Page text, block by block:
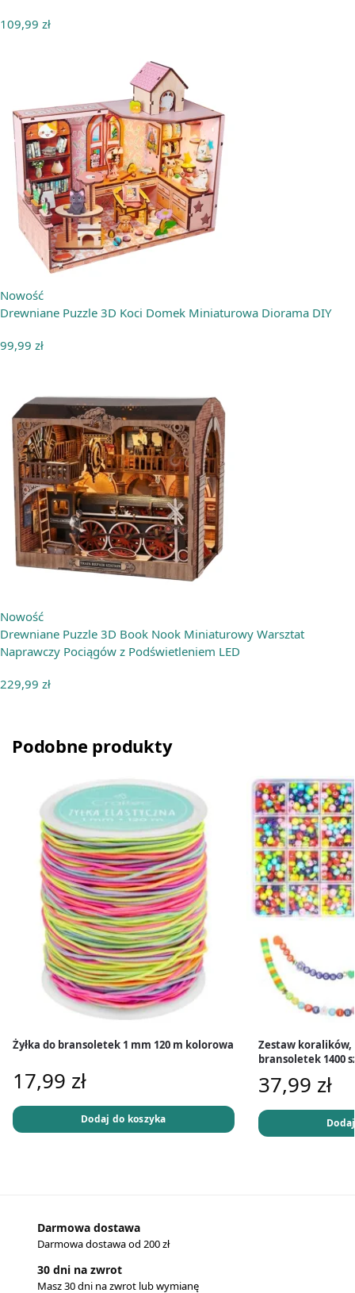
109,99 zł
Nowość
Drewniane Puzzle 3D Koci Domek Miniaturowa Diorama DIY
99,99 zł
Nowość
Drewniane Puzzle 3D Book Nook Miniaturowy Warsztat
Naprawczy Pociągów z Podświetleniem LED
229,99 zł
Podobne produkty
Żyłka do bransoletek 1 mm 120 m kolorowa
17,99 zł
Dodaj do koszyka
Zestaw
bransoletek 1400
37,99 zł
Darmowa dostawa
Darmowa dostawa od 200 zł
30 dni na zwrot
Masz 30 dni na zwrot lub wymianę